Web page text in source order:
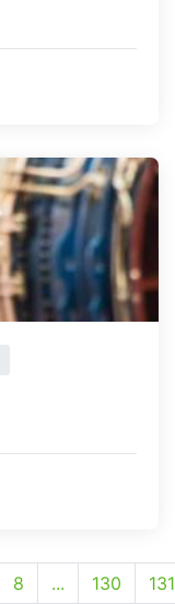
8 ... 130 131